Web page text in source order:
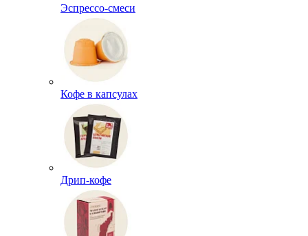
Эспрессо-смеси
Кофе в капсулах
Дрип-кофе